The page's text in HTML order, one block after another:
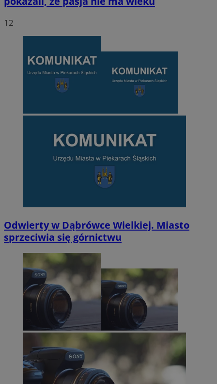
12
Odwierty w Dąbrówce Wielkiej. Miasto
sprzeciwia się górnictwu